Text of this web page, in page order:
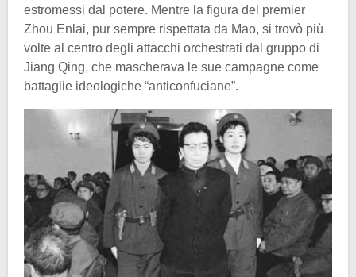
estromessi dal potere. Mentre la figura del premier
Zhou Enlai, pur sempre rispettata da Mao, si trovò più
volte al centro degli attacchi orchestrati dal gruppo di
Jiang Qing, che mascherava le sue campagne come
battaglie ideologiche “anticonfuciane”.